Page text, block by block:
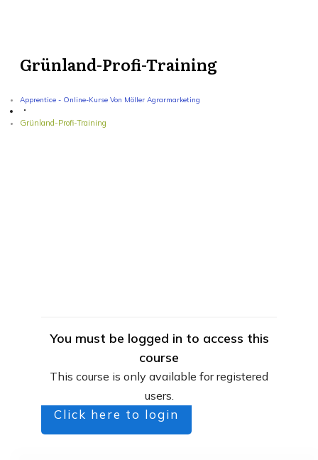
Grünland-Profi-Training
Apprentice - Online-Kurse Von Möller Agrarmarketing
Grünland-Profi-Training
You must be logged in to access this
course
This course is only available for registered
users.
Click here to login